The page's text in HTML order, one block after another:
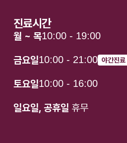
진료시간
월 ~ 목10:00 - 19:00
금요일10:00 - 21:00 야간진료
토요일10:00 - 16:00
일요일, 공휴일 휴무